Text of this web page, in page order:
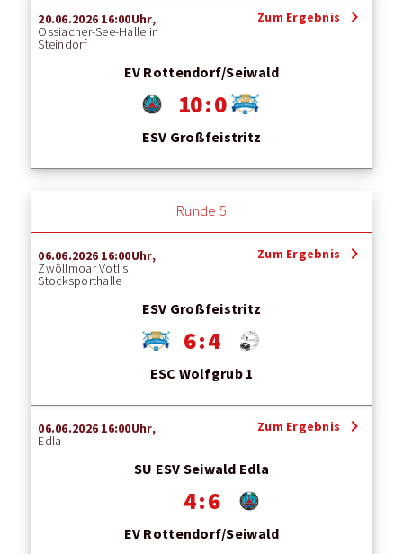
20.06.2026 16:00Uhr,
Ossiacher-See-Halle in
Steindorf
EV Rottendorf/Seiwald
10 : 0
ESV Großfeistritz
Zum Ergebnis chevron_right
Runde 5
06.06.2026 16:00Uhr,
Zwöllmoar Votl's
Stocksporthalle
ESV Großfeistritz
6 : 4
ESC Wolfgrub 1
Zum Ergebnis chevron_right
06.06.2026 16:00Uhr,
Edla
SU ESV Seiwald Edla
4 : 6
EV Rottendorf/Seiwald
Zum Ergebnis chevron_right